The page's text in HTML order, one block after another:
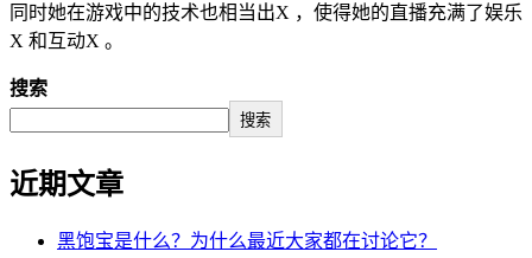
同时她在游戏中的技术也相当出X ，使得她的直播充满了娱乐
X 和互动X 。
搜索
搜索
近期文章
黑饱宝是什么？为什么最近大家都在讨论它？